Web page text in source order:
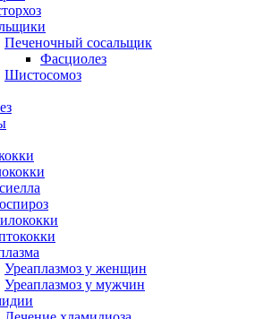
Печеночный сосальщик
Фасциолез
Шистосомоз
Уреаплазмоз у женщин
Уреаплазмоз у мужчин